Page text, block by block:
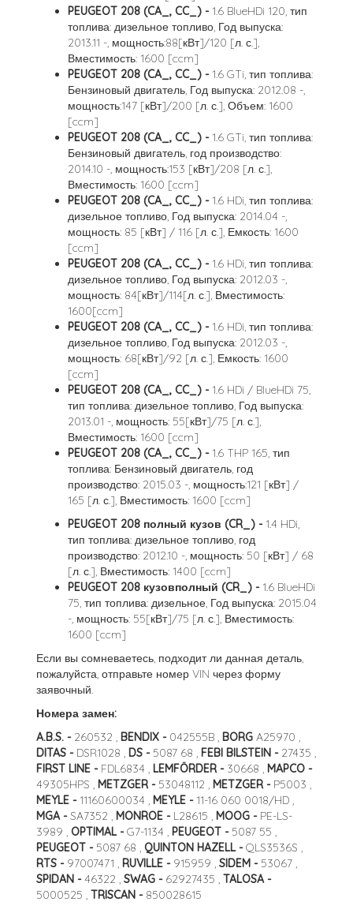
PEUGEOT 208 (CA_, CC_) -1.6 BlueHDi 120, тип
топлива: дизельное топливо, Год выпуска:
2013.11 -, мощность:88[кВт]/120 [л. с.],
Вместимость: 1600 [ccm]
PEUGEOT 208 (CA_, CC_) -1.6 GTi, тип топлива:
Бензиновый двигатель, Год выпуска: 2012.08 -,
мощность:147 [кВт]/200 [л. с.], Объем: 1600
[ccm]
PEUGEOT 208 (CA_, CC_) -1.6 GTi, тип топлива:
Бензиновый двигатель, год производство:
2014.10 -, мощность:153 [кВт]/208 [л. с.],
Вместимость: 1600 [ccm]
PEUGEOT 208 (CA_, CC_) -1.6 HDi, тип топлива:
дизельное топливо, Год выпуска: 2014.04 -,
мощность: 85 [кВт] / 116 [л. с.], Емкость: 1600
[ccm]
PEUGEOT 208 (CA_, CC_) -1.6 HDi, тип топлива:
дизельное топливо, Год выпуска: 2012.03 -,
мощность: 84[кВт]/114[л. с.], Вместимость:
1600[ccm]
PEUGEOT 208 (CA_, CC_) -1.6 HDi, тип топлива:
дизельное топливо, Год выпуска: 2012.03 -,
мощность: 68[кВт]/92 [л. с.], Емкость: 1600
[ccm]
PEUGEOT 208 (CA_, CC_) -1.6 HDi / BlueHDi 75,
тип топлива: дизельное топливо, Год выпуска:
2013.01 -, мощность: 55[кВт]/75 [л. с.],
Вместимость: 1600 [ccm]
PEUGEOT 208 (CA_, CC_) -1.6 THP 165, тип
топлива: Бензиновый двигатель, год
производство: 2015.03 -, мощность:121 [кВт] /
165 [л. с.], Вместимость: 1600 [ccm]
PEUGEOT 208 полный кузов (CR_) -1.4 HDi,
тип топлива: дизельное топливо, год
производство: 2012.10 -, мощность: 50 [кВт] / 68
[л. с.], Вместимость: 1400 [ccm]
PEUGEOT 208 кузовполный (CR_) -1.6 BlueHDi
75, тип топлива: дизельное, Год выпуска: 2015.04
-, мощность: 55[кВт]/75 [л. с.], Вместимость:
1600 [ccm]
Если вы сомневаетесь, подходит ли данная деталь,
пожалуйста, отправьте номер VIN через форму
заявочный.
Номера замен:
A.B.S. - 260532 , BENDIX - 042555B , BORG A25970 ,
DITAS - DSR1028 , DS - 5087 68 , FEBI BILSTEIN - 27435 ,
FIRST LINE - FDL6834 , LEMFÖRDER - 30668 , MAPCO -
49305HPS , METZGER - 53048112 , METZGER - P5003 ,
MEYLE - 11160600034 , MEYLE - 11-16 060 0018/HD ,
MGA -SA7352 , MONROE - L28615 , MOOG - PE-LS-
3989 , OPTIMAL -G7-1134 , PEUGEOT - 5087 55 ,
PEUGEOT - 5087 68 , QUINTON HAZELL -QLS3536S ,
RTS - 97007471 , RUVILLE - 915959 , SIDEM - 53067 ,
SPIDAN -46322 , SWAG - 62927435 , TALOSA -
5000525 , TRISCAN - 850028615